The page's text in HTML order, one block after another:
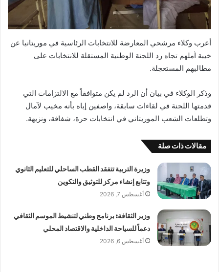
أعرب وكلاء مرشحي المعارضة للانتخابات الرئاسية في موريتانيا عن
خيبة أملهم تجاه رد اللجنة الوطنية المستقلة للانتخابات على
مطالبهم المستعجلة.
وذكر الوكلاء في بيان أن الرد لم يكن متوافقاً مع الالتزامات التي
قدمتها اللجنة في لقاءات سابقة، واصفين إياه بأنه مخيب لآمال
وتطلعات الشعب الموريتاني في انتخابات حرة، شفافة، ونزيهة.
مقالات ذات صلة
وزيرة التربية تتفقد القطب الساحلي للتعليم الثانوي
وتتابع إنشاء مركز للتوثيق والتكوين
أغسطس 7, 2026
وزير الثقافة: برنامج وطني لتنشيط الموسم الثقافي
دعماً للسياحة الداخلية والاقتصاد المحلي
أغسطس 6, 2026